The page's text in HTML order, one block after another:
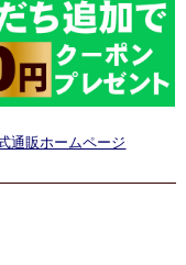
通販ホームページ